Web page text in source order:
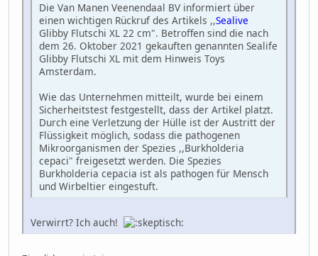
Die Van Manen Veenendaal BV informiert über
einen wichtigen Rückruf des Artikels ,,Sealive
Glibby Flutschi XL 22 cm". Betroffen sind die nach
dem 26. Oktober 2021 gekauften genannten Sealife
Glibby Flutschi XL mit dem Hinweis Toys
Amsterdam.
Wie das Unternehmen mitteilt, wurde bei einem
Sicherheitstest festgestellt, dass der Artikel platzt.
Durch eine Verletzung der Hülle ist der Austritt der
Flüssigkeit möglich, sodass die pathogenen
Mikroorganismen der Spezies ,,Burkholderia
cepaci" freigesetzt werden. Die Spezies
Burkholderia cepacia ist als pathogen für Mensch
und Wirbeltier eingestuft.
Verwirrt? Ich auch!